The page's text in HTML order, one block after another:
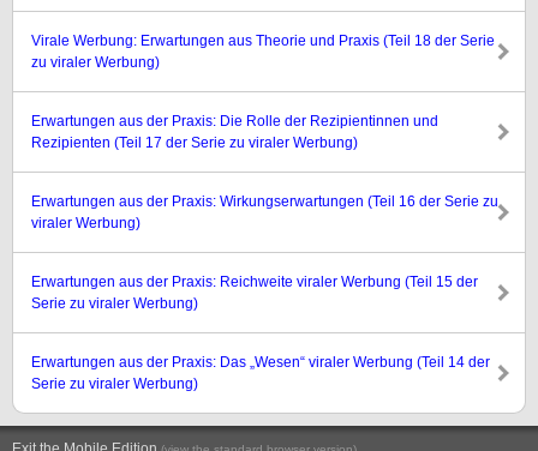
Virale Werbung: Erwartungen aus Theorie und Praxis (Teil 18 der Serie
zu viraler Werbung)
Erwartungen aus der Praxis: Die Rolle der Rezipientinnen und
Rezipienten (Teil 17 der Serie zu viraler Werbung)
Erwartungen aus der Praxis: Wirkungserwartungen (Teil 16 der Serie zu
viraler Werbung)
Erwartungen aus der Praxis: Reichweite viraler Werbung (Teil 15 der
Serie zu viraler Werbung)
Erwartungen aus der Praxis: Das „Wesen“ viraler Werbung (Teil 14 der
Serie zu viraler Werbung)